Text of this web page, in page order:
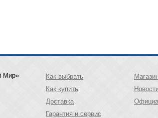
Мир»
Как выбрать
Как купить
Доставка
Гарантия и сервис